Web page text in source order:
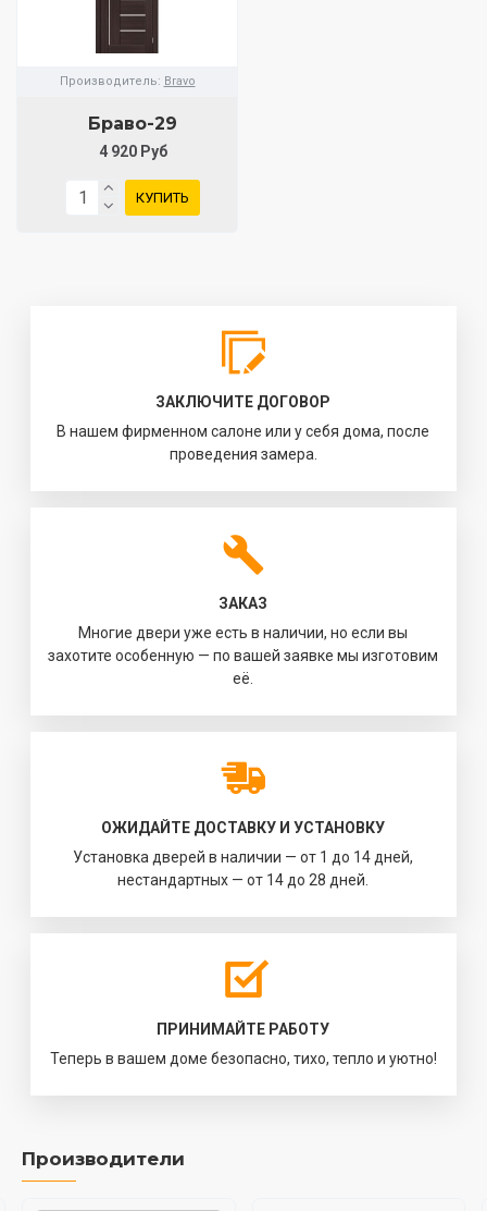
Производитель: Bravo
Браво-29
4 920 Руб
КУПИТЬ
ЗАКЛЮЧИТЕ ДОГОВОР
В нашем фирменном салоне или у себя дома, после
проведения замера.
ЗАКАЗ
Многие двери уже есть в наличии, но если вы
захотите особенную — по вашей заявке мы изготовим
её.
ОЖИДАЙТЕ ДОСТАВКУ И УСТАНОВКУ
Установка дверей в наличии — от 1 до 14 дней,
нестандартных — от 14 до 28 дней.
ПРИНИМАЙТЕ РАБОТУ
Теперь в вашем доме безопасно, тихо, тепло и уютно!
Производители